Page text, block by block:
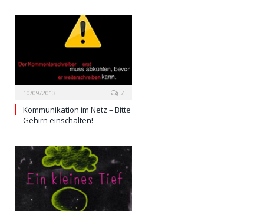
10/09/2013 7
Kommunikation im Netz – Bitte
Gehirn einschalten!